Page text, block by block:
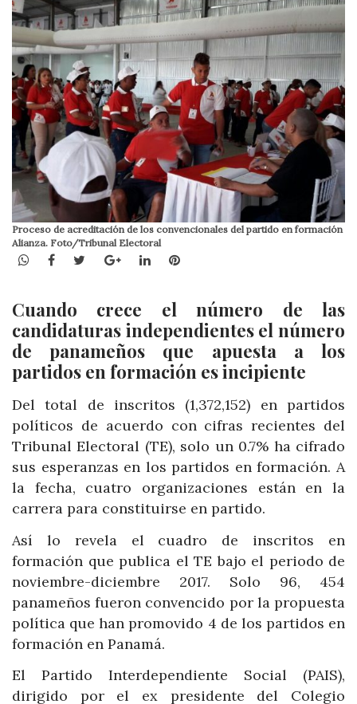
Proceso de acreditación de los convencionales del partido en formación
Alianza. Foto/Tribunal Electoral
WhatsApp
Facebook
TwitterGoogle+LinkedInPinterest
Cuando crece el número de las
candidaturas independientes el número
de panameños que apuesta a los
partidos en formación es incipiente
Del total de inscritos (1,372,152) en partidos
políticos de acuerdo con cifras recientes del
Tribunal Electoral (TE), solo un 0.7% ha cifrado
sus esperanzas en los partidos en formación. A
la fecha, cuatro organizaciones están en la
carrera para constituirse en partido.
Así lo revela el cuadro de inscritos en
formación que publica el TE bajo el periodo de
noviembre-diciembre 2017. Solo 96, 454
panameños fueron convencido por la propuesta
política que han promovido 4 de los partidos en
formación en Panamá.
El Partido Interdependiente Social (PAIS),
dirigido por el ex presidente del Colegio